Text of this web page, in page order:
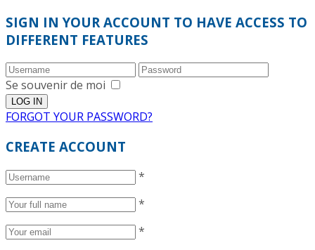
SIGN IN YOUR ACCOUNT TO HAVE ACCESS TO
DIFFERENT FEATURES
Se souvenir de moi
FORGOT YOUR PASSWORD?
CREATE ACCOUNT
*
*
*